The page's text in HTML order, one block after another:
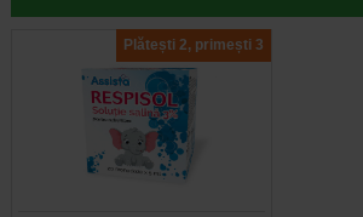
Plătești 2, primești 3